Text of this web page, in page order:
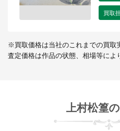
買取
※買取価格は当社のこれまでの買取
査定価格は作品の状態、相場等によ
上村松篁